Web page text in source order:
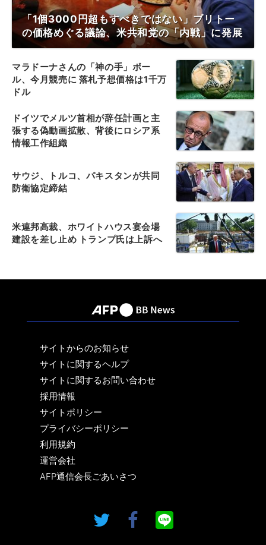
「1個3000円超もすべきではない」ブリトー
の価格めぐる議論、米共和党の「内戦」に発展
マラドーナさんの「神の手」ボー
ル、今月競売に 落札予想価格は1千万
ドル
ドイツでメルツ首相が辞任計画と主
張する偽動画拡散、背後にロシア系
情報工作組織
サウジ、トルコ、パキスタンが共同
防衛協定締結
米連邦高裁、ホワイトハウス宴会場
建設を差し止め トランプ氏は上訴へ
サイトからのお知らせ
サイトに関するヘルプ
サイトに関するお問い合わせ
採用情報
サイトポリシー
プライバシーポリシー
利用規約
運営会社
AFP通信会長ごあいさつ